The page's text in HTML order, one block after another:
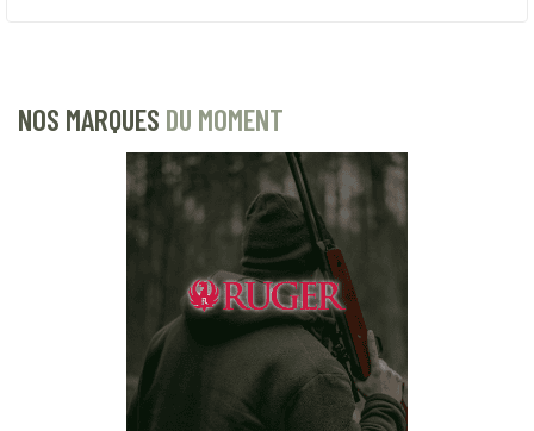
NOS MARQUES DU MOMENT